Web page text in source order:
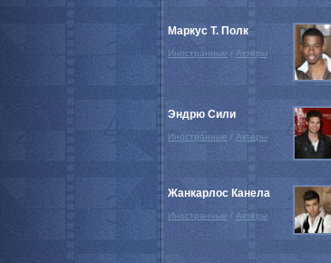
Маркус Т. Полк
Иностранные / Актёры
Эндрю Сили
Иностранные / Актёры
Жанкарлос Канела
Иностранные / Актёры